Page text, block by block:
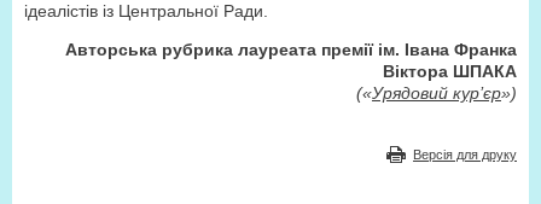
ідеалістів із Центральної Ради.
Авторська рубрика лауреата премії ім. Івана Франка
Віктора ШПАКА
(«Урядовий кур’єр»)
Версія для друку